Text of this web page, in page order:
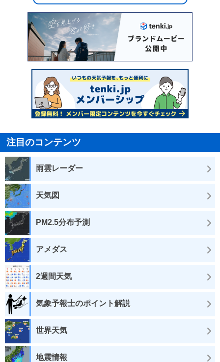
注目のコンテンツ
雨雲レーダー
天気図
PM2.5分布予測
アメダス
2週間天気
気象予報士のポイント解説
世界天気
地震情報